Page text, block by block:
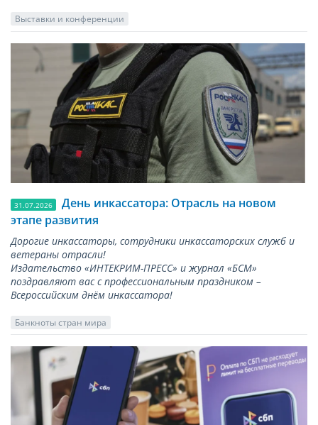
Выставки и конференции
31.07.2026
День инкассатора: Отрасль на новом
этапе развития
Дорогие инкассаторы, сотрудники инкассаторских служб и
ветераны отрасли!
Издательство «ИНТЕКРИМ-ПРЕСС» и журнал «БСМ»
поздравляют вас с профессиональным праздником –
Всероссийским днём инкассатора!
Банкноты стран мира